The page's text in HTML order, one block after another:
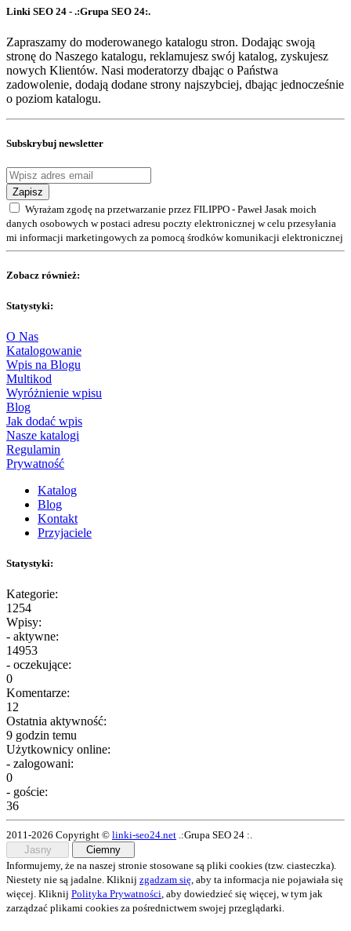
Linki SEO 24 - .:Grupa SEO 24:.
Zapraszamy do moderowanego katalogu stron. Dodając swoją
stronę do Naszego katalogu, reklamujesz swój katalog, zyskujesz
nowych Klientów. Nasi moderatorzy dbając o Państwa
zadowolenie, dodają dodane strony najszybciej, dbając jednocześnie
o poziom katalogu.
Subskrybuj newsletter
Zapisz
Wyrażam zgodę na przetwarzanie przez FILIPPO - Paweł Jasak moich
danych osobowych w postaci adresu poczty elektronicznej w celu przesyłania
mi informacji marketingowych za pomocą środków komunikacji elektronicznej
Zobacz również:
Statystyki:
O Nas
Katalogowanie
Wpis na Blogu
Multikod
Wyróżnienie wpisu
Blog
Jak dodać wpis
Nasze katalogi
Regulamin
Prywatność
Katalog
Blog
Kontakt
Przyjaciele
Statystyki:
Kategorie:
1254
Wpisy:
- aktywne:
14953
- oczekujące:
0
Komentarze:
12
Ostatnia aktywność:
9 godzin temu
Użytkownicy online:
- zalogowani:
0
- goście:
36
2011-2026 Copyright © linki-seo24.net .:Grupa SEO 24 :.
Jasny
Ciemny
Informujemy, że na naszej stronie stosowane są pliki cookies (tzw. ciasteczka).
Niestety nie są jadalne. Kliknij zgadzam się, aby ta informacja nie pojawiała się
więcej. Kliknij Polityka Prywatności, aby dowiedzieć się więcej, w tym jak
zarządzać plikami cookies za pośrednictwem swojej przeglądarki.